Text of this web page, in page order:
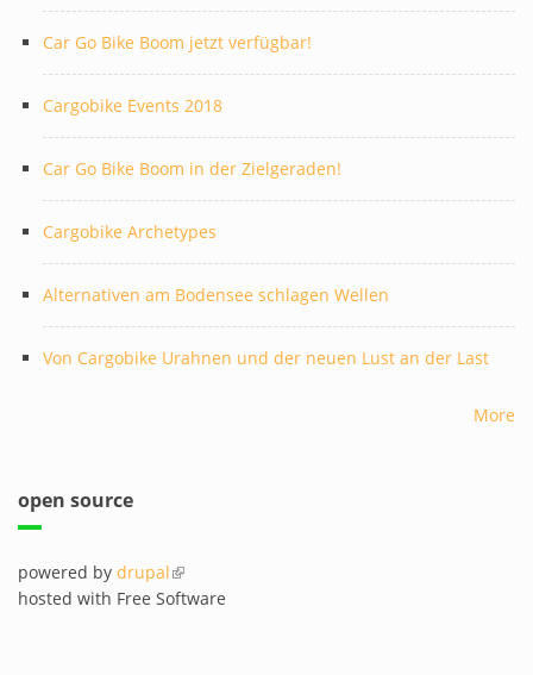
Car Go Bike Boom jetzt verfügbar!
Cargobike Events 2018
Car Go Bike Boom in der Zielgeraden!
Cargobike Archetypes
Alternativen am Bodensee schlagen Wellen
Von Cargobike Urahnen und der neuen Lust an der Last
More
open source
powered by drupal(link is external)
hosted with Free Software